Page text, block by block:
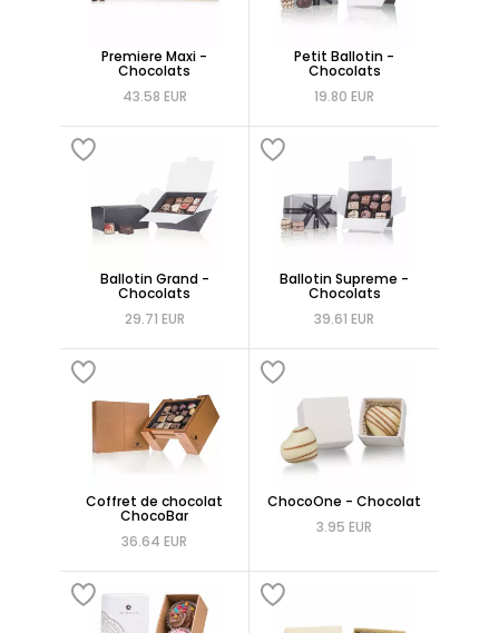
Premiere Maxi -
Chocolats
43.58 EUR
Petit Ballotin -
Chocolats
19.80 EUR
Ballotin Grand -
Chocolats
29.71 EUR
Ballotin Supreme -
Chocolats
39.61 EUR
Coffret de chocolat
ChocoBar
36.64 EUR
ChocoOne - Chocolat
3.95 EUR